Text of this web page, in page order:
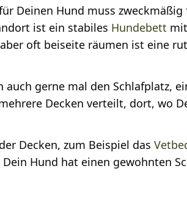
Deinen Hund muss
ist ein stabiles Hundebett
oft beiseite räumen ist eine
auch gerne mal den Schlafplatz,
Decken verteilt, dort, wo
Decken, zum Beispiel das
Hund hat einen gewohnten